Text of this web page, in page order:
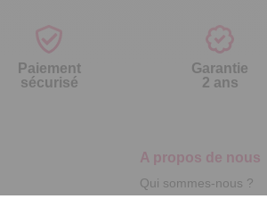
Paiement
sécurisé
Garantie
2 ans
A propos de nous
Qui sommes-nous ?